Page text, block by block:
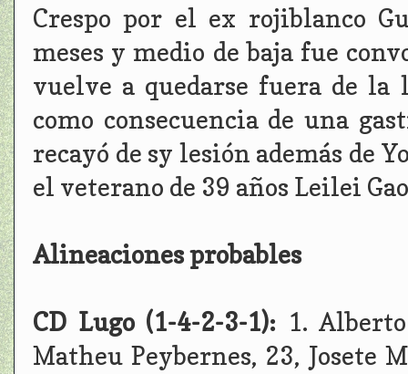
Crespo por el ex rojiblanco
meses y medio de baja fue
vuelve a quedarse fuera de la
como consecuencia de una
recayó de sy lesión además de
el veterano de 39 años Leilei Gao
Alineaciones probables
CD Lugo (1-4-2-3-1): 1.
Matheu Peybernes, 23, Josete